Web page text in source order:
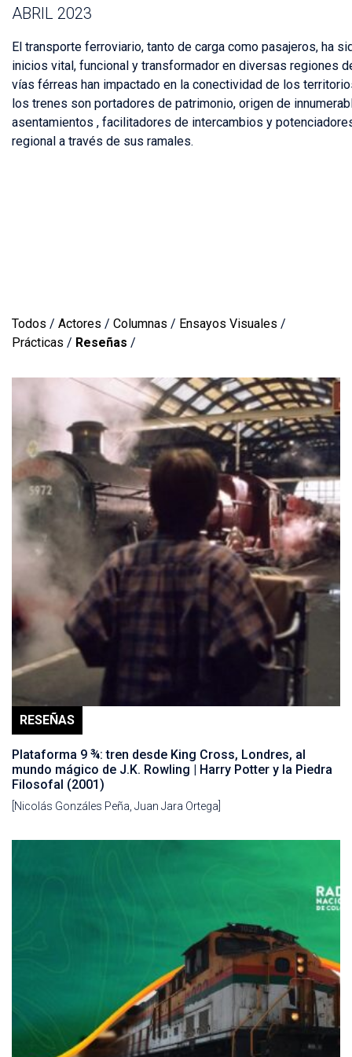
ABRIL 2023
El transporte ferroviario, tanto de carga como pasajeros, ha
inicios vital, funcional y transformador en diversas regiones
vías férreas han impactado en la conectividad de los
los trenes son portadores de patrimonio, origen de
asentamientos , facilitadores de intercambios y
regional a través de sus ramales.
Todos / Actores / Columnas / Ensayos Visuales /
Prácticas / Reseñas /
RESEÑAS
Plataforma 9 ¾: tren desde King Cross, Londres, al
mundo mágico de J.K. Rowling | Harry Potter y la Piedra
Filosofal (2001)
[Nicolás Gonzáles Peña, Juan Jara Ortega]